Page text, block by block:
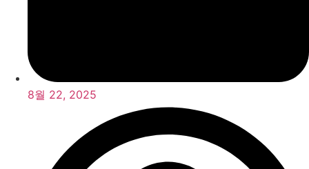
8월 22, 2025